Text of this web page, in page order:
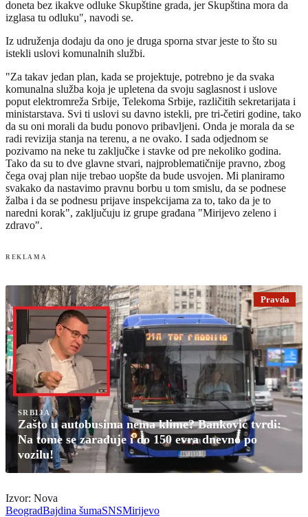
doneta bez ikakve odluke Skupštine grada, jer Skupština mora da
izglasa tu odluku", navodi se.
Iz udruženja dodaju da ono je druga sporna stvar jeste to što su
istekli uslovi komunalnih službi.
"Za takav jedan plan, kada se projektuje, potrebno je da svaka
komunalna služba koja je upletena da svoju saglasnost i uslove
poput elektromreža Srbije, Telekoma Srbije, različitih sekretarijata i
ministarstava. Svi ti uslovi su davno istekli, pre tri-četiri godine, tako
da su oni morali da budu ponovo pribavljeni. Onda je morala da se
radi revizija stanja na terenu, a ne ovako. I sada odjednom se
pozivamo na neke tu zaključke i stavke od pre nekoliko godina.
Tako da su to dve glavne stvari, najproblematičnije pravno, zbog
čega ovaj plan nije trebao uopšte da bude usvojen. Mi planiramo
svakako da nastavimo pravnu borbu u tom smislu, da se podnese
žalba i da se podnesu prijave inspekcijama za to, tako da je to
naredni korak", zaključuju iz grupe građana "Mirijevo zeleno i
zdravo".
REKLAMA
Pravda
SRBIJA
Zašto u autobusima nema klime? Banković tvrdi:
Na tome se zarađuje i do 150 evra dnevno po
vozilu!
Izvor: Nova
BeogradBajdina šumaSNSMirijevo